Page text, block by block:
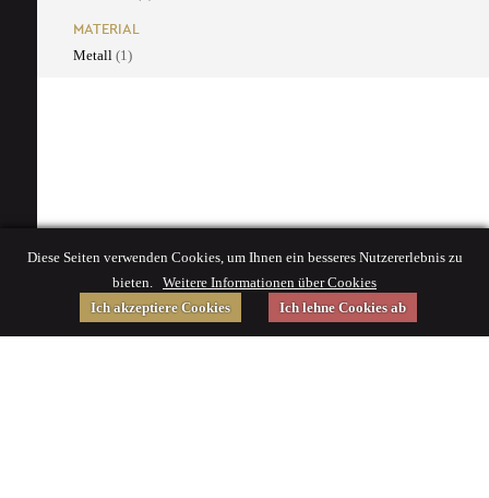
MATERIAL
Metall (1)
Diese Seiten verwenden Cookies, um Ihnen ein besseres Nutzererlebnis zu
bieten. Weitere Informationen über Cookies
Ich akzeptiere Cookies
Ich lehne Cookies ab